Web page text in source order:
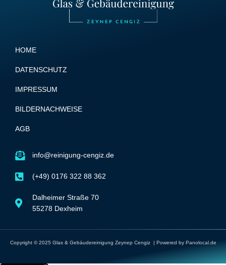
HOME
DATENSCHUTZ
IMPRESSUM
BILDERNACHWEISE
AGB
info@reinigung-cengiz.de
(+49) 0176 322 88 362
Dalheimer Straße 70
55278 Dexheim
Copyright © 2025 Glas & Gebäudereinigung Zeynep Cengiz| Powered by Panolocal.de